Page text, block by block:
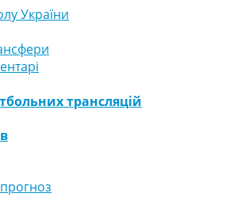
України
трансляцій